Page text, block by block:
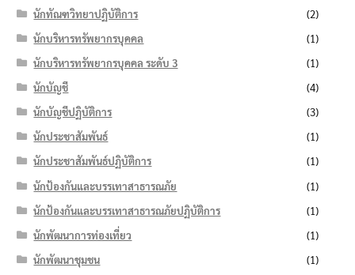
นักทัณฑวิทยาปฏิบัติการ
(2)
นักบริหารทรัพยากรบุคคล
(1)
นักบริหารทรัพยากรบุคคล ระดับ 3
(1)
นักบัญชี
(4)
นักบัญชีปฏิบัติการ
(3)
นักประชาสัมพันธ์
(1)
นักประชาสัมพันธ์ปฏิบัติการ
(1)
นักป้องกันและบรรเทาสาธารณภัย
(1)
นักป้องกันและบรรเทาสาธารณภัยปฏิบัติการ
(1)
นักพัฒนาการท่องเที่ยว
(1)
นักพัฒนาชุมชน
(1)